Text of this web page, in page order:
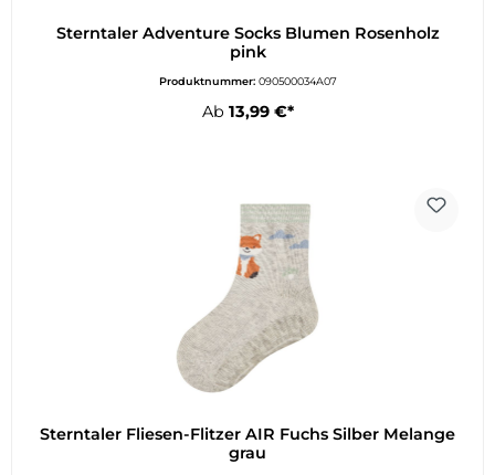
Sterntaler Adventure Socks Blumen Rosenholz
pink
Produktnummer: 090500034A07
Ab 13,99 €*
Sterntaler Fliesen-Flitzer AIR Fuchs Silber Melange
grau